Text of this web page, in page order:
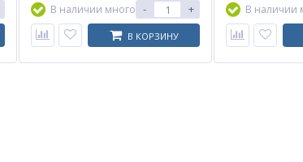
В наличии много - +
В КОРЗИНУ
В наличии